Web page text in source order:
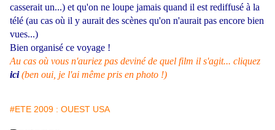
casserait un...) et qu'on ne loupe jamais quand il est rediffusé à la
télé (au cas où il y aurait des scènes qu'on n'aurait pas encore bien
vues...)
Bien organisé ce voyage !
Au cas où vous n'auriez pas deviné de quel film il s'agit... cliquez
ici (ben oui, je l'ai même pris en photo !)
#ETE 2009 : OUEST USA